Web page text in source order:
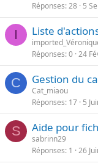
Réponses 28 5
I Liste
Réponses 0 24
C Gestion du
Cat_miaou
Réponses 17 5
S Aide pour
sabrinn29
Réponses 1 26